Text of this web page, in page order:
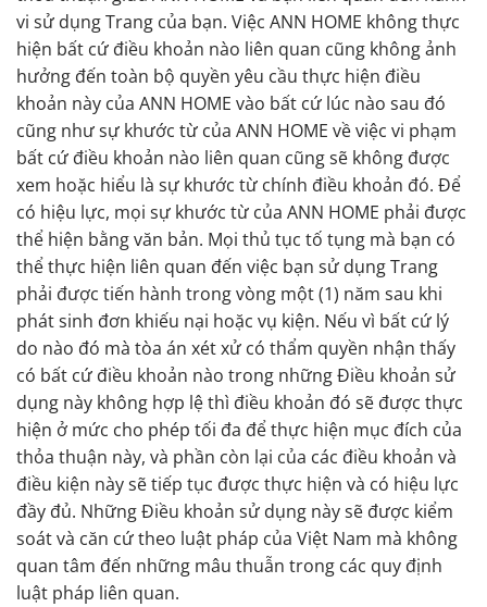
vi sử dụng Trang của bạn. Việc ANN HOME không thực
hiện bất cứ điều khoản nào liên quan cũng không ảnh
hưởng đến toàn bộ quyền yêu cầu thực hiện điều
khoản này của ANN HOME vào bất cứ lúc nào sau đó
cũng như sự khước từ của ANN HOME về việc vi phạm
bất cứ điều khoản nào liên quan cũng sẽ không được
xem hoặc hiểu là sự khước từ chính điều khoản đó. Để
có hiệu lực, mọi sự khước từ của ANN HOME phải được
thể hiện bằng văn bản. Mọi thủ tục tố tụng mà bạn có
thể thực hiện liên quan đến việc bạn sử dụng Trang
phải được tiến hành trong vòng một (1) năm sau khi
phát sinh đơn khiếu nại hoặc vụ kiện. Nếu vì bất cứ lý
do nào đó mà tòa án xét xử có thẩm quyền nhận thấy
có bất cứ điều khoản nào trong những Điều khoản sử
dụng này không hợp lệ thì điều khoản đó sẽ được thực
hiện ở mức cho phép tối đa để thực hiện mục đích của
thỏa thuận này, và phần còn lại của các điều khoản và
điều kiện này sẽ tiếp tục được thực hiện và có hiệu lực
đầy đủ. Những Điều khoản sử dụng này sẽ được kiểm
soát và căn cứ theo luật pháp của Việt Nam mà không
quan tâm đến những mâu thuẫn trong các quy định
luật pháp liên quan.